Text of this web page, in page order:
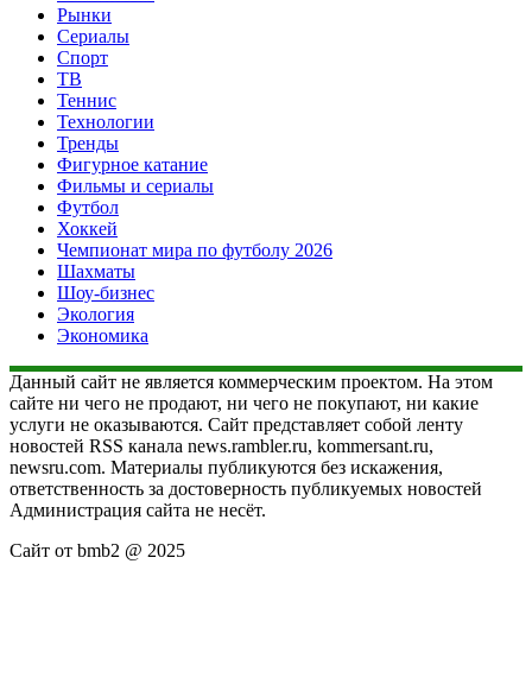
Рынки
Сериалы
Спорт
ТВ
Теннис
Технологии
Тренды
Фигурное катание
Фильмы и сериалы
Футбол
Хоккей
Чемпионат мира по футболу 2026
Шахматы
Шоу-бизнес
Экология
Экономика
Данный сайт не является коммерческим проектом. На этом
сайте ни чего не продают, ни чего не покупают, ни какие
услуги не оказываются. Сайт представляет собой ленту
новостей RSS канала news.rambler.ru, kommersant.ru,
newsru.com. Материалы публикуются без искажения,
ответственность за достоверность публикуемых новостей
Администрация сайта не несёт.
Сайт от bmb2 @ 2025